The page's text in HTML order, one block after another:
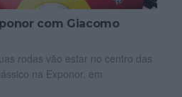
com Giacomo
rodas vão estar no centro das
na Exponor, em